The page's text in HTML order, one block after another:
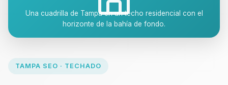
TAMPA SEO · TECHADO
Una cuadrilla de Tampa en un techo residencial con el
horizonte de la bahía de fondo.